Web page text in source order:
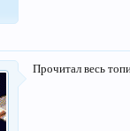
Прочитал весь